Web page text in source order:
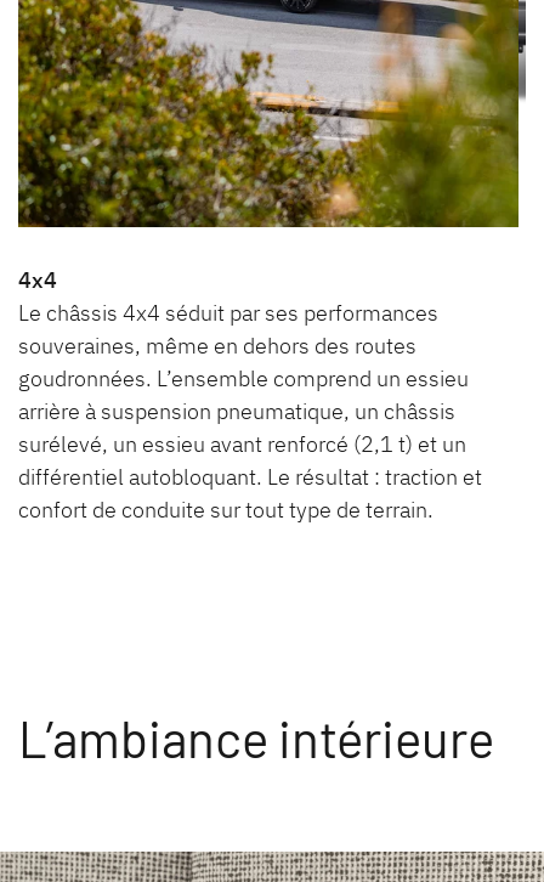
4x4
Le châssis 4x4 séduit par ses performances
souveraines, même en dehors des routes
goudronnées. L’ensemble comprend un essieu
arrière à suspension pneumatique, un châssis
surélevé, un essieu avant renforcé (2,1 t) et un
différentiel autobloquant. Le résultat : traction et
confort de conduite sur tout type de terrain.
L’ambiance intérieure